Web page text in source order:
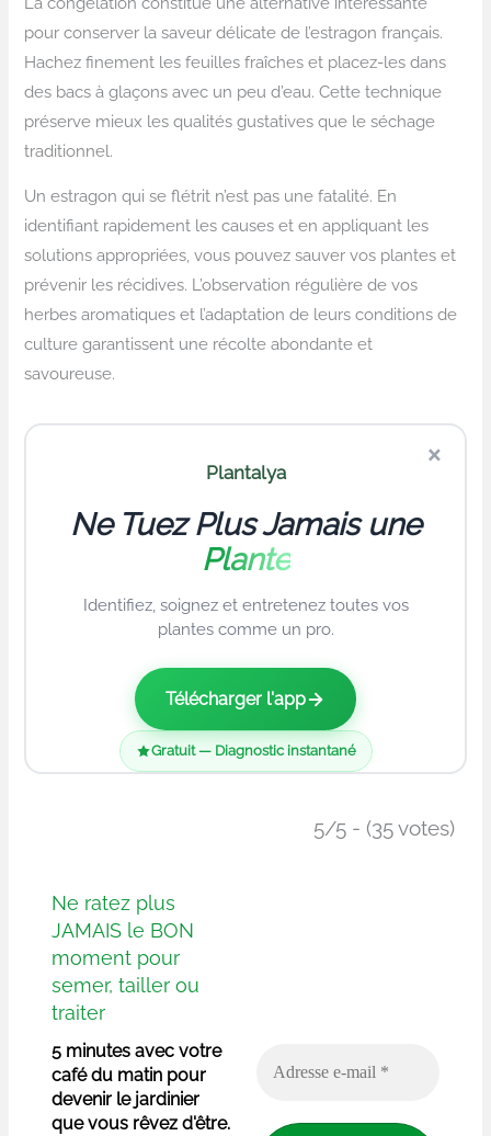
pour conserver la saveur délicate de l’estragon français.
Hachez finement les feuilles fraîches et placez-les dans
des bacs à glaçons avec un peu d’eau. Cette technique
préserve mieux les qualités gustatives que le séchage
traditionnel.
Un estragon qui se flétrit n’est pas une fatalité. En
identifiant rapidement les causes et en appliquant les
solutions appropriées, vous pouvez sauver vos plantes et
prévenir les récidives. L’observation régulière de vos
herbes aromatiques et l’adaptation de leurs conditions de
culture garantissent une récolte abondante et
savoureuse.
×
Plantalya
Ne Tuez Plus Jamais une
Plante
Identifiez, soignez et entretenez toutes vos
plantes comme un pro.
Télécharger l'app
Gratuit — Diagnostic instantané
5/5 - (35 votes)
Ne ratez plus
JAMAIS le BON
moment pour
semer, tailler ou
traiter
5 minutes avec votre
café du matin pour
devenir le jardinier
que vous rêvez d'être.